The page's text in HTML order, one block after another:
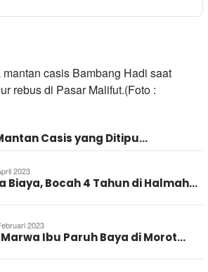
Casis yang Ditipu…
2023
Biaya, Bocah 4 Tahun di Halmah…
2023
Ibu Paruh Baya di Morot…